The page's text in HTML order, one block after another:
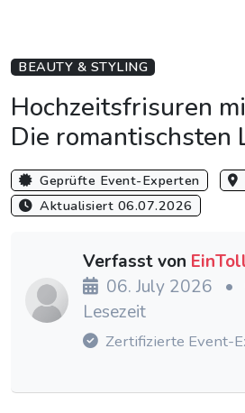
BEAUTY & STYLING
Hochzeitsfrisuren
Die romantischsten
Geprüfte Event-Experten
Aktualisiert 06.07.2026
Verfasst von
06. July 2026
•
Lesezeit
Zertifizierte Event-